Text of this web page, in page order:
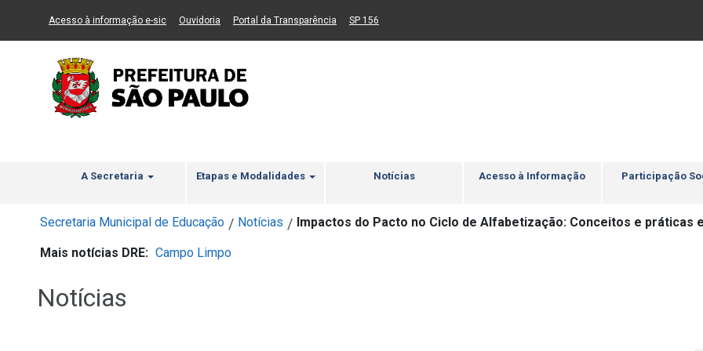
Ir ao Conteúdo Ir para menu principal 2 Ir para busca Ir para rodapé
Acesso à informação e-sic(Link para um novo sítio)
Ouvidoria (Link para um novo sítio)
Portal da Transparência (Link para um novo sítio)
SP 156
A Secretaria Etapas e Modalidades Notícias Acesso à Informação Participação
Secretaria Municipal de Educação / Notícias / Impactos do Pacto no Ciclo de Alfabetização: Conceitos e práticas
Mais notícias DRE: Campo Limpo
Notícias